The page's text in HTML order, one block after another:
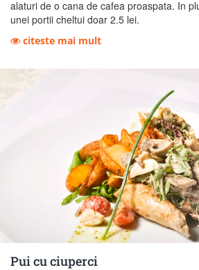
alaturi de o cana de cafea proaspata. In
unei portii cheltui doar 2.5 lei.
citeste mai mult
Pui cu ciuperci